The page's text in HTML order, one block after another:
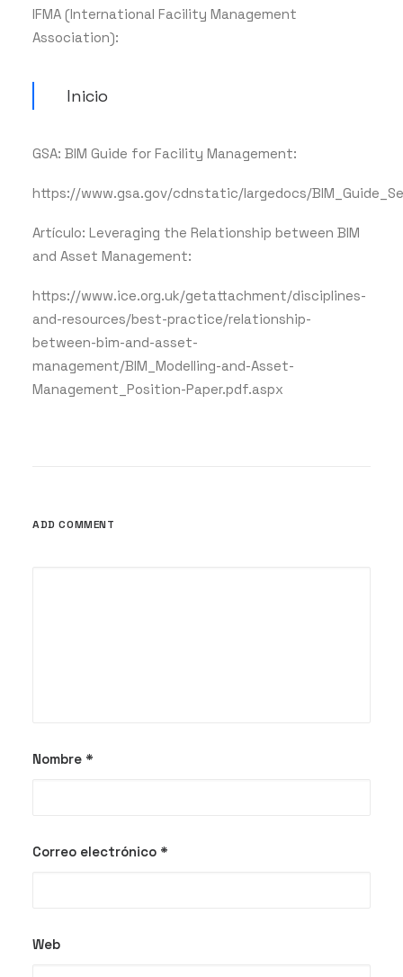
IFMA (International Facility Management
Association):
Inicio
GSA: BIM Guide for Facility Management:
https://www.gsa.gov/cdnstatic/largedocs/
Artículo: Leveraging the Relationship between BIM
and Asset Management:
https://www.ice.org.uk/getattachment/disciplines-
and-resources/best-practice/relationship-
between-bim-and-asset-
management/BIM_Modelling-and-Asset-
Management_Position-Paper.pdf.aspx
ADD COMMENT
Nombre *
Correo electrónico *
Web